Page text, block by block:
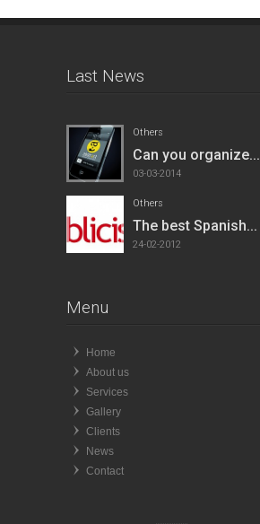
Last News
Others
Can you organize...
03-03-2014
Others
The best Spanish...
24-02-2012
Menu
Home
About us
Services
Gallery
Clients
News
Contact